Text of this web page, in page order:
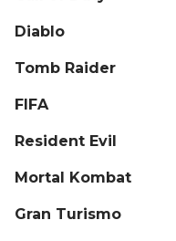
Diablo
Tomb Raider
FIFA
Resident Evil
Mortal Kombat
Gran Turismo